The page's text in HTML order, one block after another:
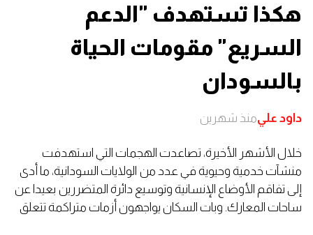
هكذا تستهدف "الدعم
السريع" مقومات الحياة
بالسودان
داود عليمنذ شهرين
خلال الأشهر الأخيرة، تصاعدت الهجمات التي استهدفت
منشآت خدمية وحيوية في عدد من الولايات السودانية، ما أدى
إلى تفاقم الأوضاع الإنسانية وتوسيع دائرة المتضررين بعيدا عن
ساحات المعارك. وبات السكان يواجهون أزمات متراكمة تتعلق